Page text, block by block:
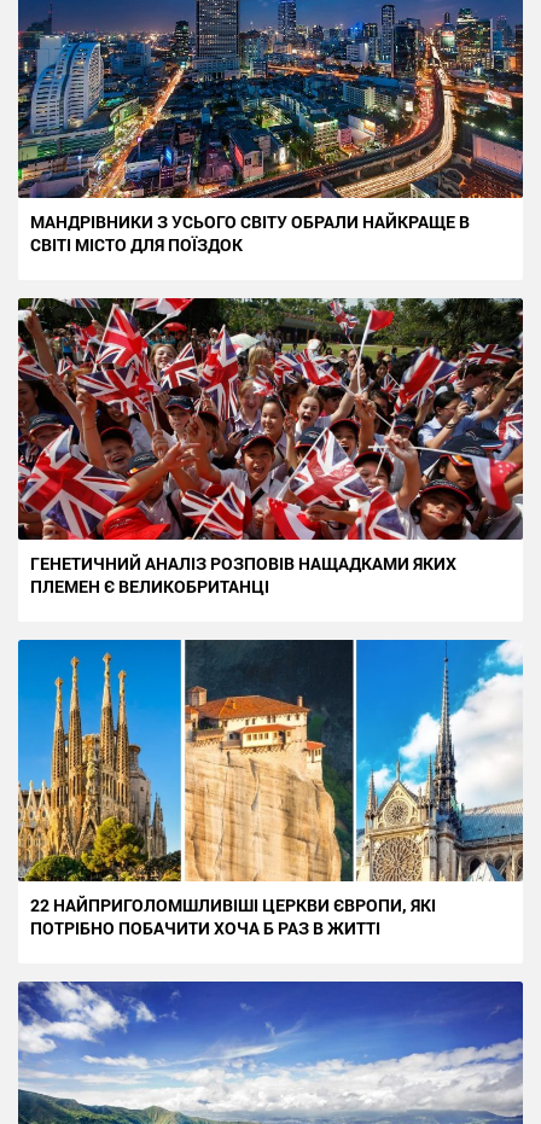
МАНДРІВНИКИ З УСЬОГО СВІТУ ОБРАЛИ НАЙКРАЩЕ В
СВІТІ МІСТО ДЛЯ ПОЇЗДОК
ГЕНЕТИЧНИЙ АНАЛІЗ РОЗПОВІВ НАЩАДКАМИ ЯКИХ
ПЛЕМЕН Є ВЕЛИКОБРИТАНЦІ
22 НАЙПРИГОЛОМШЛИВІШІ ЦЕРКВИ ЄВРОПИ, ЯКІ
ПОТРІБНО ПОБАЧИТИ ХОЧА Б РАЗ В ЖИТТІ